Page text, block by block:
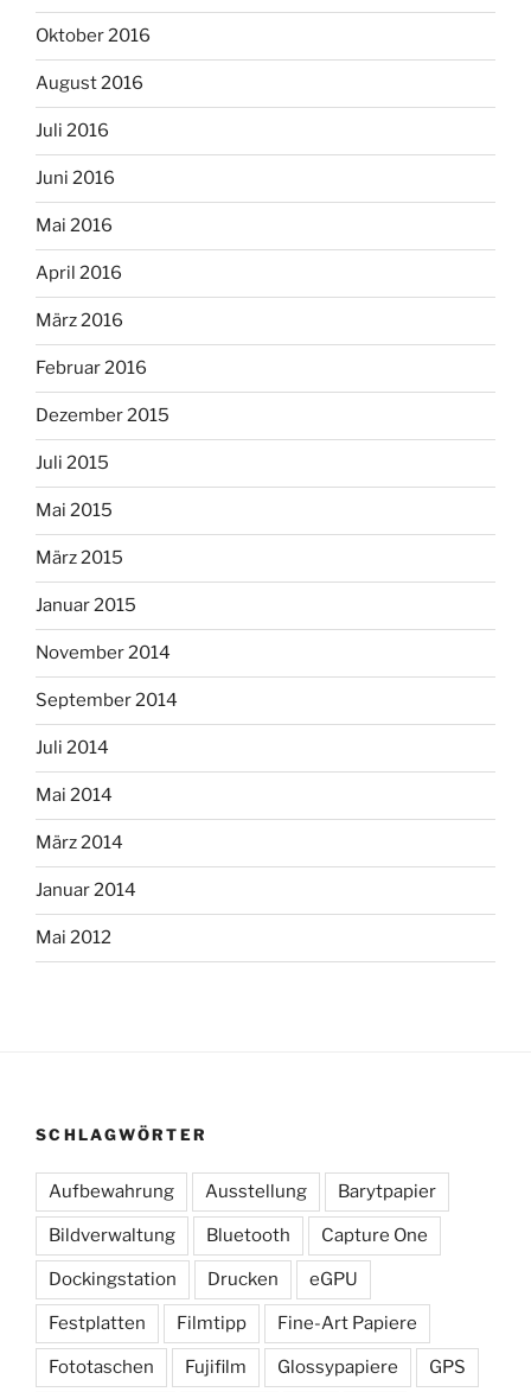
Oktober 2016
August 2016
Juli 2016
Juni 2016
Mai 2016
April 2016
März 2016
Februar 2016
Dezember 2015
Juli 2015
Mai 2015
März 2015
Januar 2015
November 2014
September 2014
Juli 2014
Mai 2014
März 2014
Januar 2014
Mai 2012
SCHLAGWÖRTER
Aufbewahrung Ausstellung Barytpapier
Bildverwaltung Bluetooth Capture One
Dockingstation Drucken eGPU
Festplatten Filmtipp Fine-Art Papiere
Fototaschen Fujifilm Glossypapiere GPS